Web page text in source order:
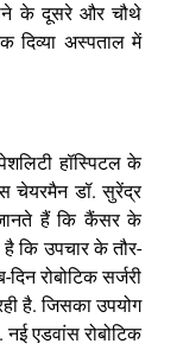
के दूसरे और चौथे
दिव्या अस्पताल में
हॉस्पिटल के
चेयरमैन डॉ.सुरेंद्र
हैं कि कैंसर के
है कि उपचार के तौर-
-दिन रोबोटिक सर्जरी
है.जिसका उपयोग
नई एडवांस रोबोटिक